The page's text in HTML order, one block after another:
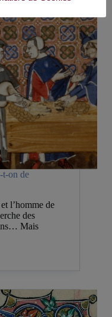
t-on de
l’homme de
des
Mais